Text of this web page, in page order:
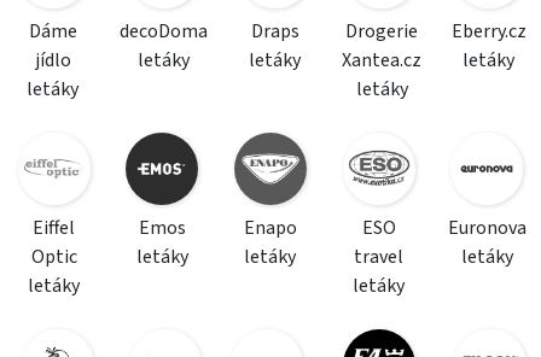
Dáme
jídlo
letáky
decoDoma
letáky
Draps
letáky
Drogerie
Xantea.cz
letáky
Eberry.cz
letáky
Eiffel
Optic
letáky
Emos
letáky
Enapo
letáky
ESO
travel
letáky
Euronova
letáky